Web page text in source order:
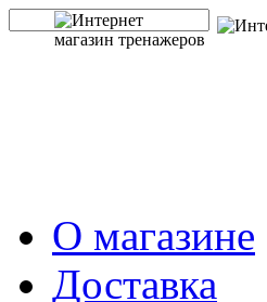
О магазине
Доставка